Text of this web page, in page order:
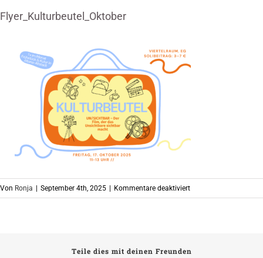
Flyer_Kulturbeutel_Oktober
Von Ronja September 4th, 2025 Kommentare deaktiviertfür
Teile dies mit deinen Freunden